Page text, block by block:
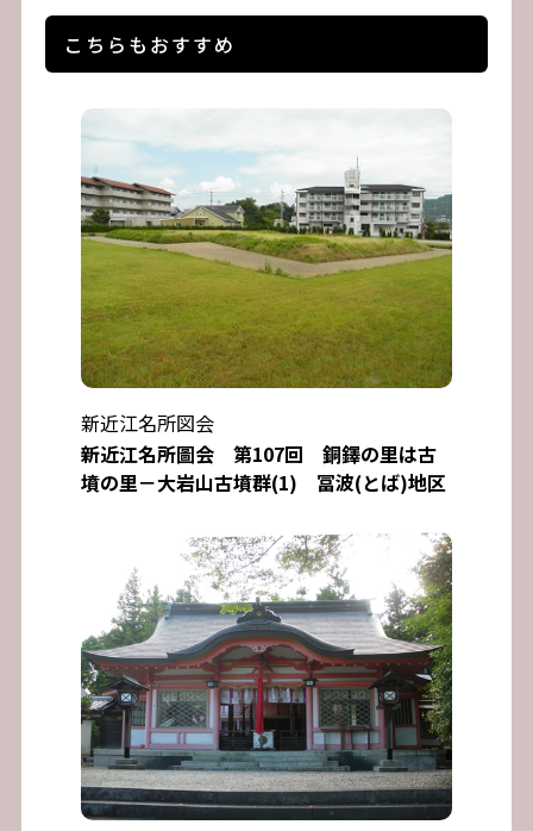
こちらもおすすめ
新近江名所図会
新近江名所圖会 第107回 銅鐸の里は古
墳の里－大岩山古墳群(1) 冨波(とば)地区